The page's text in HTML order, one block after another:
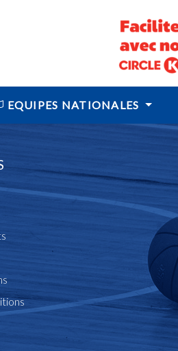
EQUIPES NATIONALES